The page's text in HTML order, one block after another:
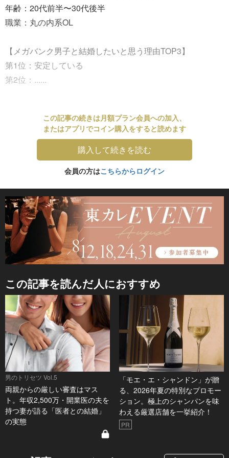
年齢：20代前半〜30代後半
職業：丸の内系OL
【メガバンク男子と結婚したいと思う理由TOP3】
第1位：安定している
第2位：......
この記事の続きは月額プラン会員への加入、
またはアプリでコイン購入をすると読めます
購入して続きを読む
会員の方はこちらからログイン
この記事を読んだ人におすすめ
男のトリセツ Vol.5
両親からの厳しい審査はマス
ト。年収2,500万・開業医の夫を
持つ妻が語る「医者との結婚」
の実態
「モエ・エ・シャンドン」が贈
る、2026年夏の特別なプロモー
ション。極上のシャンパンを味
わえる厳選店舗を一挙紹介！
PR